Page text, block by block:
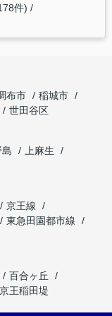
件)
布市
稲城市
世田谷区
上麻生
京王線
東急田園都市線
百合ヶ丘
京王稲田堤